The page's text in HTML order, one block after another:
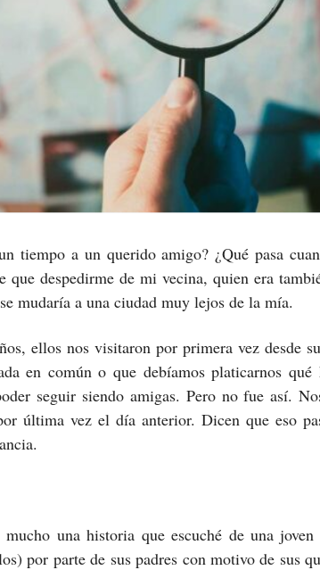
tiempo a un querido amigo? ¿Qué pasa
que despedirme de mi vecina, quien era
mudaría a una ciudad muy lejos de la mía.
ellos nos visitaron por primera vez desde
en común o que debíamos platicarnos qué
seguir siendo amigas. Pero no fue así.
última vez el día anterior. Dicen que eso
mucho una historia que escuché de una
por parte de sus padres con motivo de sus